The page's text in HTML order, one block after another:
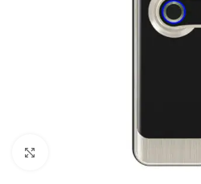
Noklikšķiniet, lai palielinātu